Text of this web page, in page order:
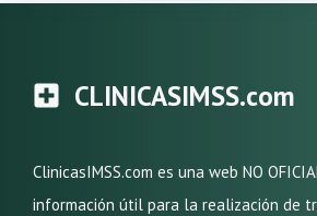
CLINICASIMSS.com
ClinicasIMSS.com es una web NO
información útil para la realización de